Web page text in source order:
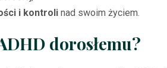
i kontroli nad swoim życiem.
dorosłemu?